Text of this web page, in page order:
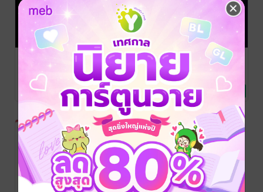
Crazy in LOVE
! ป่วนรักภยัคฆ์
ร้าย
พบพร
นิยายรัก
4 Rating
ป่วนรัก(คุณ
แม่)กำมะลอ
พบพร
นิยายรัก
27 Rating
Host Club!
โฮสต์ครับ...รับ
รักผมที
พบพร
นิยายรัก
5 Rating